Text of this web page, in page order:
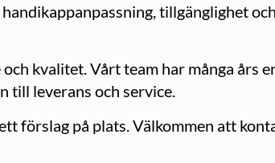
tillgänglighet
kvalitet. Vårt team har många års
till leverans och service.
förslag på plats. Välkommen att